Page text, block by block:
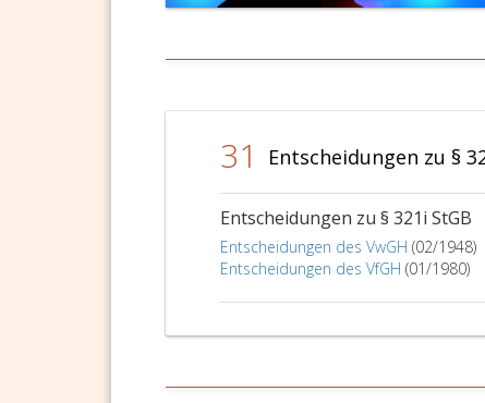
von
Monaten
zu
Jahren
31 Entscheidungen zu §
Entscheidungen zu § 321i StGB
Entscheidungen des VwGH (02/1948)
Entscheidungen des VfGH (01/1980)